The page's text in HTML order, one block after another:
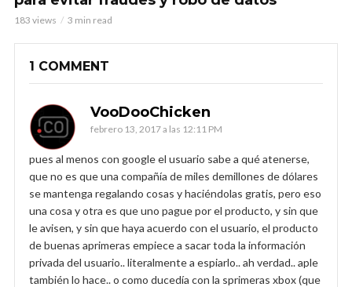
183 views 3 min read
1 COMMENT
VooDooChicken
febrero 13, 2017 a las 12:11 PM
pues al menos con google el usuario sabe a qué atenerse,
que no es que una compañía de miles demillones de dólares
se mantenga regalando cosas y haciéndolas gratis, pero eso
una cosa y otra es que uno pague por el producto, y sin que
le avisen, y sin que haya acuerdo con el usuario, el producto
de buenas aprimeras empiece a sacar toda la información
privada del usuario.. literalmente a espiarlo.. ah verdad.. aple
también lo hace.. o como ducedía con la sprimeras xbox (que